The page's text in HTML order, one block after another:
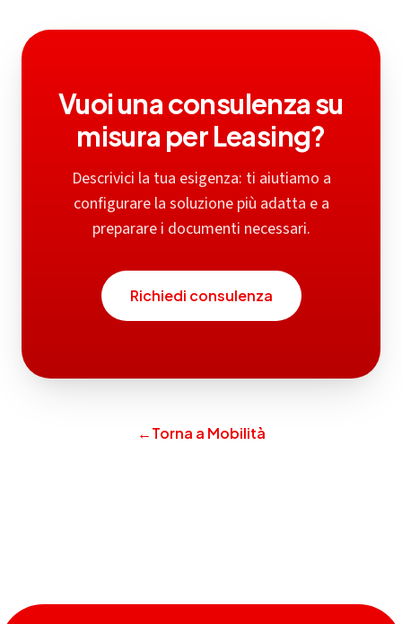
Vuoi una consulenza su
misura perLeasing?
Descrivici la tua esigenza: ti aiutiamo a
configurare la soluzione più adatta e a
preparare i documenti necessari.
Richiedi consulenza
←Torna a Mobilità